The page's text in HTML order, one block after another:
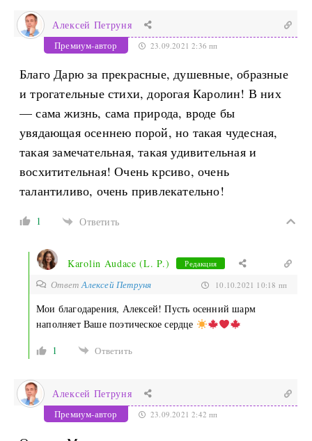
Алексей Петруня
Премиум-автор 23.09.2021 2:36 пп
Благо Дарю за прекрасные, душевные, образные
и трогательные стихи, дорогая Каролин! В них
— сама жизнь, сама природа, вроде бы
увядающая осеннею порой, но такая чудесная,
такая замечательная, такая удивительная и
восхитительная! Очень крсиво, очень
талантиливо, очень привлекательно!
1 Ответить
Karolin Audace (L. P.) Редакция
ОтветАлексей Петруня 10.10.2021 10:18 пп
Мои благодарения, Алексей! Пусть осенний шарм
наполняет Ваше поэтическое сердце
1
Ответить
Алексей Петруня
Премиум-автор 23.09.2021 2:42 пп